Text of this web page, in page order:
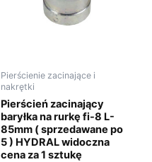
Pierścienie zacinające i
nakrętki
Pierścień zacinający
baryłka na rurkę fi-8 L-
85mm ( sprzedawane po
5 ) HYDRAL widoczna
cena za 1 sztukę